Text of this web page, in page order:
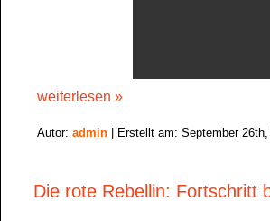
weiterlesen »
Autor: admin | Erstellt am: September 26th,
Die rote Rebellin: Fortschritt